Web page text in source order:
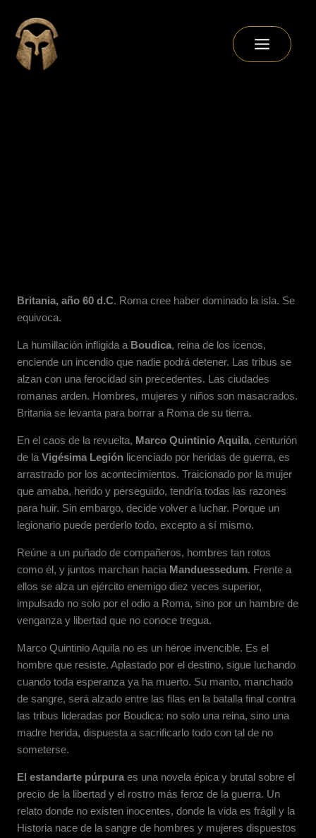
contenido
Britania, año 60 d.C. Roma cree haber dominado la isla. Se
equivoca.
La humillación infligida a Boudica, reina de los icenos,
enciende un incendio que nadie podrá detener. Las tribus se
alzan con una ferocidad sin precedentes. Las ciudades
romanas arden. Hombres, mujeres y niños son masacrados.
Britania se levanta para borrar a Roma de su tierra.
En el caos de la revuelta, Marco Quintinio Aquila, centurión
de la Vigésima Legión licenciado por heridas de guerra, es
arrastrado por los acontecimientos. Traicionado por la mujer
que amaba, herido y perseguido, tendría todas las razones
para huir. Sin embargo, decide volver a luchar. Porque un
legionario puede perderlo todo, excepto a sí mismo.
Reúne a un puñado de compañeros, hombres tan rotos
como él, y juntos marchan hacia Manduessedum. Frente a
ellos se alza un ejército enemigo diez veces superior,
impulsado no solo por el odio a Roma, sino por un hambre de
venganza y libertad que no conoce tregua.
Marco Quintinio Aquila no es un héroe invencible. Es el
hombre que resiste. Aplastado por el destino, sigue luchando
cuando toda esperanza ya ha muerto. Su manto, manchado
de sangre, será alzado entre las filas en la batalla final contra
las tribus lideradas por Boudica: no solo una reina, sino una
madre herida, dispuesta a sacrificarlo todo con tal de no
someterse.
El estandarte púrpura es una novela épica y brutal sobre el
precio de la libertad y el rostro más feroz de la guerra. Un
relato donde no existen inocentes, donde la vida es frágil y la
Historia nace de la sangre de hombres y mujeres dispuestos